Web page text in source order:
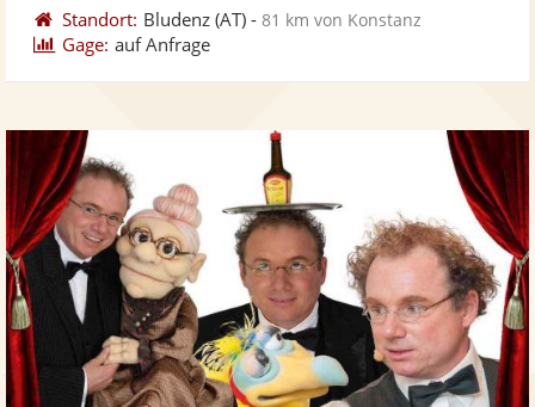
Standort: Bludenz (AT) -81 km von Konstanz
Gage: auf Anfrage